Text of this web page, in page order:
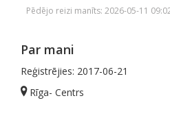
Pēdējo reizi manīts: 2026-05-11
Par mani
Reģistrējies: 2017-06-21
Rīga- Centrs